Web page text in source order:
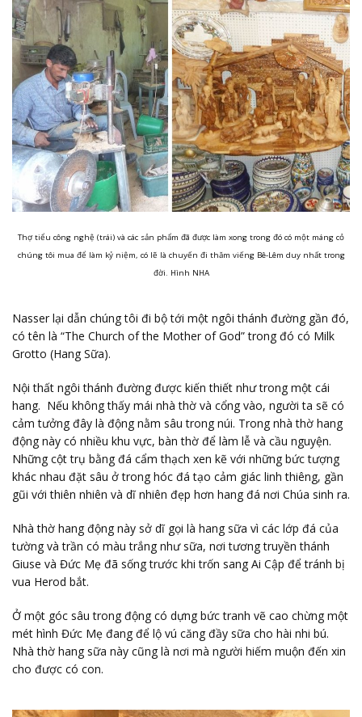
Thợ tiểu công nghệ (trái) và các sản phẩm đã được làm xong trong đó có một máng cỏ
chúng tôi mua để làm kỷ niệm, có lẽ là chuyến đi thăm viếng Bê-Lêm duy nhất trong
đời. Hình NHA
Nasser lại dẫn chúng tôi đi bộ tới một ngôi thánh đường gần đó,
có tên là “The Church of the Mother of God” trong đó có Milk
Grotto (Hang Sữa).
Nội thất ngôi thánh đường được kiến thiết như trong một cái
hang. Nếu không thấy mái nhà thờ và cổng vào, người ta sẽ có
cảm tưởng đây là động nằm sâu trong núi. Trong nhà thờ hang
động này có nhiều khu vực, bàn thờ để làm lễ và cầu nguyện.
Những cột trụ bằng đá cẩm thạch xen kẽ với những bức tượng
khác nhau đặt sâu ở trong hóc đá tạo cảm giác linh thiêng, gần
gũi với thiên nhiên và dĩ nhiên đẹp hơn hang đá nơi Chúa sinh ra.
Nhà thờ hang động này sở dĩ gọi là hang sữa vì các lớp đá của
tường và trần có màu trắng như sữa, nơi tương truyền thánh
Giuse và Đức Mẹ đã sống trước khi trốn sang Ai Cập để tránh bị
vua Herod bắt.
Ở một góc sâu trong động có dựng bức tranh vẽ cao chừng một
mét hình Đức Mẹ đang để lộ vú căng đầy sữa cho hài nhi bú.
Nhà thờ hang sữa này cũng là nơi mà người hiếm muộn đến xin
cho được có con.